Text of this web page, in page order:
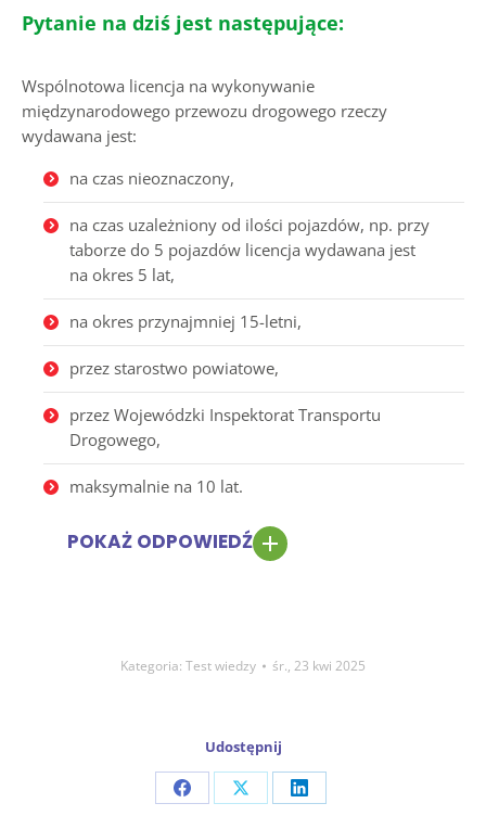
Pytanie na dziś jest następujące:
Wspólnotowa licencja na wykonywanie
międzynarodowego przewozu drogowego rzeczy
wydawana jest:
na czas nieoznaczony,
na czas uzależniony od ilości pojazdów, np. przy
taborze do 5 pojazdów licencja wydawana jest
na okres 5 lat,
na okres przynajmniej 15-letni,
przez starostwo powiatowe,
przez Wojewódzki Inspektorat Transportu
Drogowego,
maksymalnie na 10 lat.
POKAŻ ODPOWIEDŹ
Kategoria: Test wiedzy śr., 23 kwi 2025
Udostępnij
Share Share Share